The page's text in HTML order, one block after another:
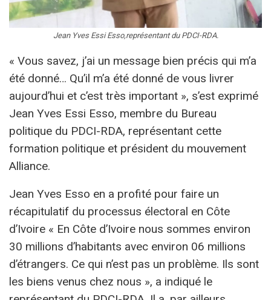
Jean Yves Essi Esso,représentant du PDCI-RDA.
« Vous savez, j’ai un message bien précis qui m’a
été donné… Qu’il m’a été donné de vous livrer
aujourd’hui et c’est très important », s’est exprimé
Jean Yves Essi Esso, membre du Bureau
politique du PDCI-RDA, représentant cette
formation politique et président du mouvement
Alliance.
Jean Yves Esso en a profité pour faire un
récapitulatif du processus électoral en Côte
d’Ivoire « En Côte d’Ivoire nous sommes environ
30 millions d’habitants avec environ 06 millions
d’étrangers. Ce qui n’est pas un problème. Ils sont
les biens venus chez nous », a indiqué le